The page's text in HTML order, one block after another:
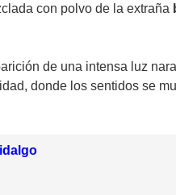
con polvo de la extraña
de una intensa luz
donde los sentidos se